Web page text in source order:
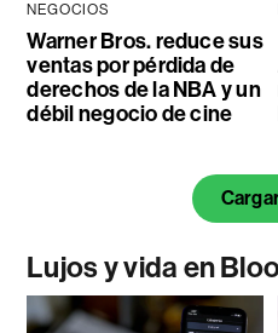
NEGOCIOS
Warner Bros. reduce sus
ventas por pérdida de
derechos de la NBA y un
débil negocio de cine
Lujos y vida en